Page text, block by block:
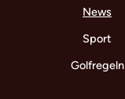
News
Sport
Golfregeln